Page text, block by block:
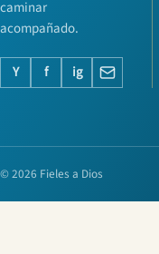
caminar
acompañado.
Y f ig
© 2026 Fieles a Dios